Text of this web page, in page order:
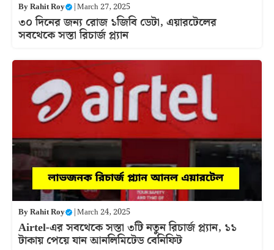
ByRahit Roy |March 27, 2025
৩০ দিনের জন্য রোজ ১জিবি ডেটা, এয়ারটেলের
সবথেকে সস্তা রিচার্জ প্ল্যান
ByRahit Roy |March 24, 2025
Airtel-এর সবথেকে সস্তা ৩টি নতুন রিচার্জ প্ল্যান, ১১
টাকায় পেয়ে যান আনলিমিটেড বেনিফিট